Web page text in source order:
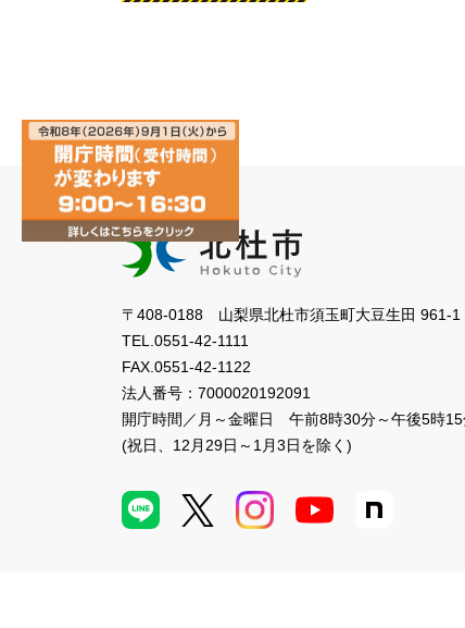
〒408-0188 山梨県北杜市須玉町大豆生田 961-1
TEL. 0551-42-1111
FAX. 0551-42-1122
法人番号： 7000020192091
開庁時間／月～金曜日
午前8時30分～午後5時15
(祝日、12月29日～1月3日を除く)